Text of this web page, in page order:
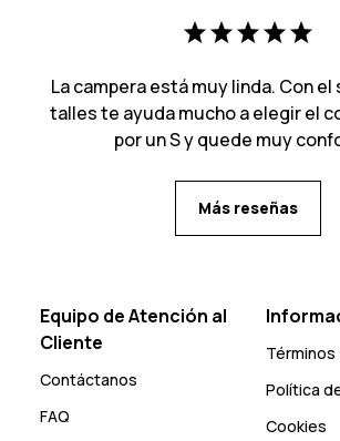
La campera está muy linda. Con
talles te ayuda mucho a elegir el
por un S y quede muy
Más reseñas
Equipo de Atención al
Cliente
Contáctanos
FAQ
Política
Cookies